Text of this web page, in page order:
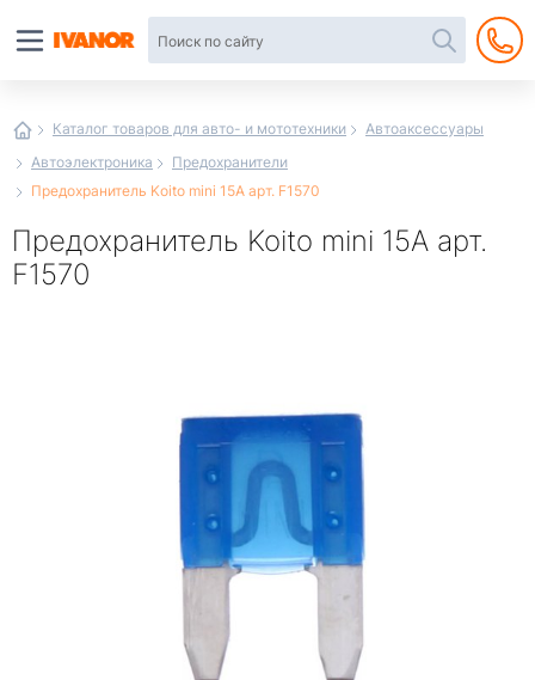
Каталог товаров для авто- и мототехники
Автоаксессуары
Автоэлектроника
Предохранители
Предохранитель Koito mini 15A арт. F1570
Предохранитель Koito mini 15A арт.
F1570
интернет-